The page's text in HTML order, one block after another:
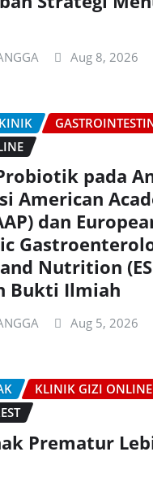
Aug 8, 2026
pada
American
dan
Nutrition
Bukti Ilmiah
Aug 5, 2026
KLINIK GIZI ONLINE
Prematur